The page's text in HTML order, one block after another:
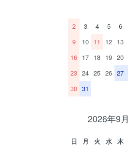
2
3 4 5 6
9
10 11 12 13
16 17 18 19 20
23 24 25 26 27
30 31
2026年9月
日 月 火 水 木